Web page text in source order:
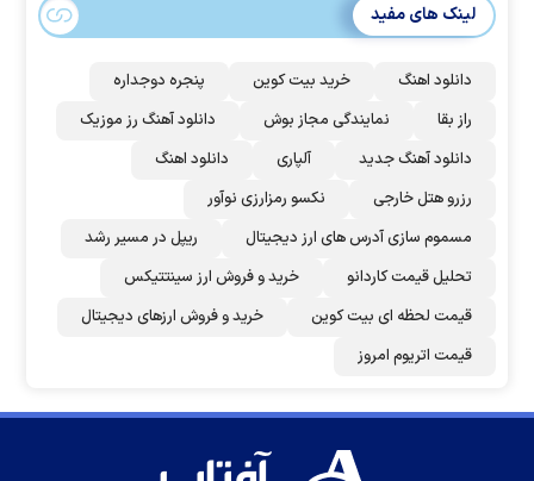
لینک های مفید
دانلود اهنگ خرید بیت کوین
پنجره دوجداره
راز بقا
نمایندگی مجاز بوش
دانلود آهنگ رز‌ موزیک
دانلود آهنگ جدید
آلپاری
دانلود اهنگ
رزرو هتل خارجی
نکسو رمزارزی نوآور
مسموم سازی آدرس های ارز دیجیتال
ریپل در مسیر رشد
تحلیل قیمت کاردانو
خرید و فروش ارز سینتتیکس
قیمت لحظه ای بیت کوین
خرید و فروش ارزهای دیجیتال
قیمت اتریوم امروز